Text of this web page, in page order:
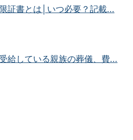
証書とは│いつ必要？記載...
給している親族の葬儀、費...